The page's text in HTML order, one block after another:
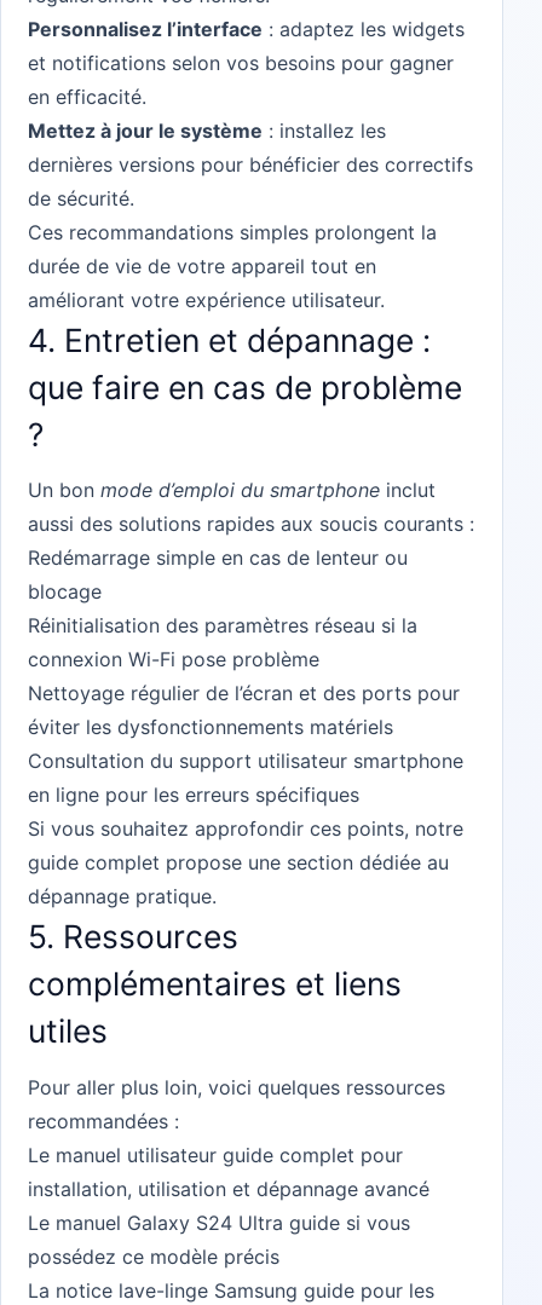
Personnalisez l’interface : adaptez les widgets
et notifications selon vos besoins pour gagner
en efficacité.
Mettez à jour le système : installez les
dernières versions pour bénéficier des correctifs
de sécurité.
Ces recommandations simples prolongent la
durée de vie de votre appareil tout en
améliorant votre expérience utilisateur.
4. Entretien et dépannage :
que faire en cas de problème
?
Un bonmode d’emploi du smartphone inclut
aussi des solutions rapides aux soucis courants :
Redémarrage simple en cas de lenteur ou
blocage
Réinitialisation des paramètres réseau si la
connexion Wi-Fi pose problème
Nettoyage régulier de l’écran et des ports pour
éviter les dysfonctionnements matériels
Consultation du support utilisateur smartphone
en ligne pour les erreurs spécifiques
Si vous souhaitez approfondir ces points, notre
guide complet propose une section dédiée au
dépannage pratique.
5. Ressources
complémentaires et liens
utiles
Pour aller plus loin, voici quelques ressources
recommandées :
Le manuel utilisateur guide complet pour
installation, utilisation et dépannage avancé
Le manuel Galaxy S24 Ultra guide si vous
possédez ce modèle précis
La notice lave-linge Samsung guide pour les